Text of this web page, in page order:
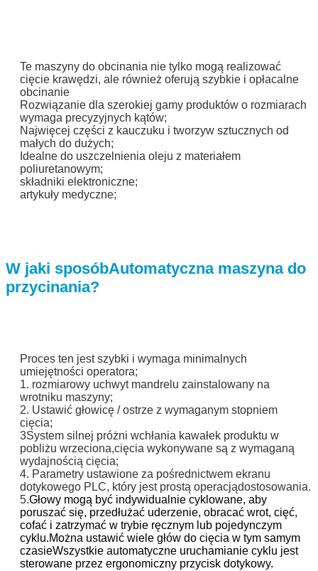
Zatwierdź
Te maszyny do obcinania nie tylko mogą realizować
cięcie krawędzi, ale również oferują szybkie i opłacalne
obcinanie
Rozwiązanie dla szerokiej gamy produktów o rozmiarach
wymaga precyzyjnych kątów;
Najwięcej części z kauczuku i tworzyw sztucznych od
małych do dużych;
Idealne do uszczelnienia oleju z materiałem
poliuretanowym;
składniki elektroniczne;
artykuły medyczne;
W jaki sposóbAutomatyczna maszyna do
przycinania?
Proces ten jest szybki i wymaga minimalnych
umiejętności operatora;
1. rozmiarowy uchwyt mandrelu zainstalowany na
wrotniku maszyny;
2. Ustawić głowicę / ostrze z wymaganym stopniem
cięcia;
3System silnej próżni wchłania kawałek produktu w
pobliżu wrzeciona,cięcia wykonywane są z wymaganą
wydajnością cięcia;
4. Parametry ustawione za pośrednictwem ekranu
dotykowego PLC, który jest prostą operacjądostosowania.
5.Głowy mogą być indywidualnie cyklowane, aby
poruszać się, przedłużać uderzenie, obracać wrot, cięć,
cofać i zatrzymać w trybie ręcznym lub pojedynczym
cyklu.Można ustawić wiele głów do cięcia w tym samym
czasieWszystkie automatyczne uruchamianie cyklu jest
sterowane przez ergonomiczny przycisk dotykowy.